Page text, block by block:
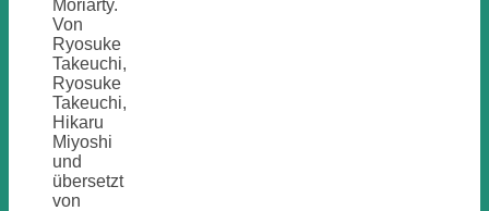
Moriarty.
Von
Ryosuke
Takeuchi,
Ryosuke
Takeuchi,
Hikaru
Miyoshi
und
übersetzt
von